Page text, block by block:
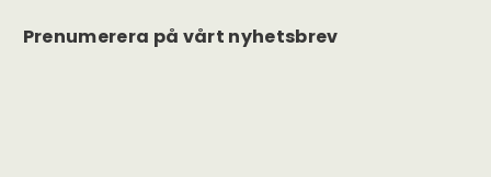
Prenumerera på vårt nyhetsbrev